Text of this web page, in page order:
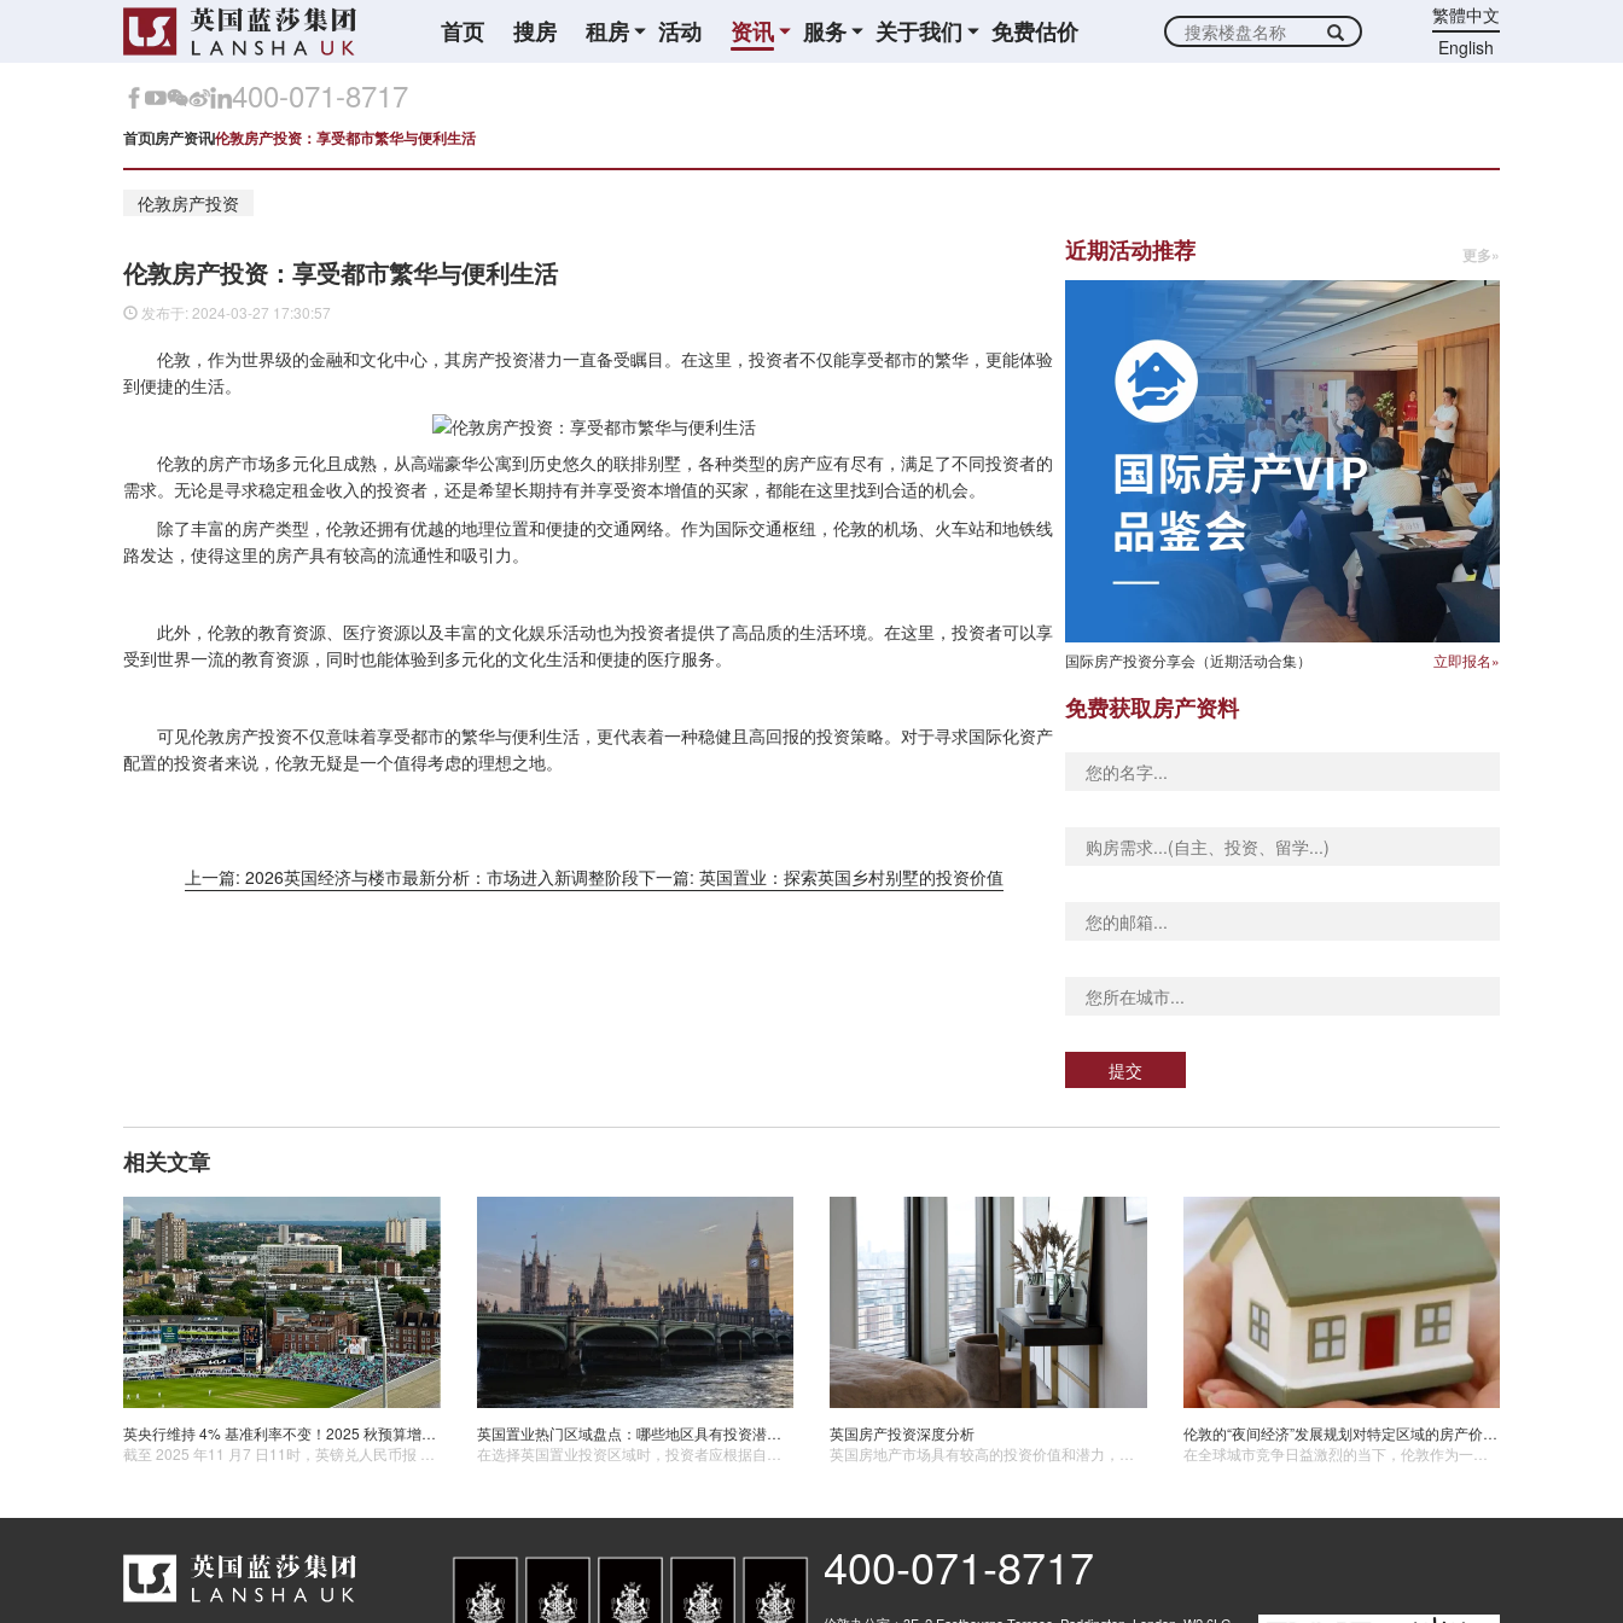
首页 搜房 租房 活动 资讯 服务 关于我们 免费估价
繁體中文
English
400-071-8717
首页房产资讯伦敦房产投资：享受都市繁华与便利生活
伦敦房产投资
伦敦房产投资：享受都市繁华与便利生活
发布于: 2024-03-27 17:30:57
伦敦，作为世界级的金融和文化中心，其房产投资潜力一直备受瞩目。在这里，投资者不仅能享受都市的繁华，更能体验
到便捷的生活。
伦敦的房产市场多元化且成熟，从高端豪华公寓到历史悠久的联排别墅，各种类型的房产应有尽有，满足了不同投资者的
需求。无论是寻求稳定租金收入的投资者，还是希望长期持有并享受资本增值的买家，都能在这里找到合适的机会。
除了丰富的房产类型，伦敦还拥有优越的地理位置和便捷的交通网络。作为国际交通枢纽，伦敦的机场、火车站和地铁线
路发达，使得这里的房产具有较高的流通性和吸引力。
此外，伦敦的教育资源、医疗资源以及丰富的文化娱乐活动也为投资者提供了高品质的生活环境。在这里，投资者可以享
受到世界一流的教育资源，同时也能体验到多元化的文化生活和便捷的医疗服务。
可见伦敦房产投资不仅意味着享受都市的繁华与便利生活，更代表着一种稳健且高回报的投资策略。对于寻求国际化资产
配置的投资者来说，伦敦无疑是一个值得考虑的理想之地。
上一篇: 2026英国经济与楼市最新分析：市场进入新调整阶段下一篇: 英国置业：探索英国乡村别墅的投资价值
近期活动推荐 更多»
国际房产投资分享会（近期活动合集） 立即报名»
免费获取房产资料
提交
相关文章
英央行维持 4% 基准利率不变！2025 秋预算增税成定局，牛津拒认新版托福，王室搬迁白金汉宫变博物馆，贝克汉姆荣膺爵士……
英国置业热门区域盘点：哪些地区具有投资潜力？
英国房产投资深度分析
伦敦的“夜间经济”发展规划对特定区域的房产价值产生了怎样的影响？
400-071-8717